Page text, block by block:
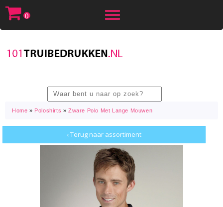
Toggle
0
Home » Poloshirts »Zware Polo Met Lange Mouwen
‹ Terug naar assortiment